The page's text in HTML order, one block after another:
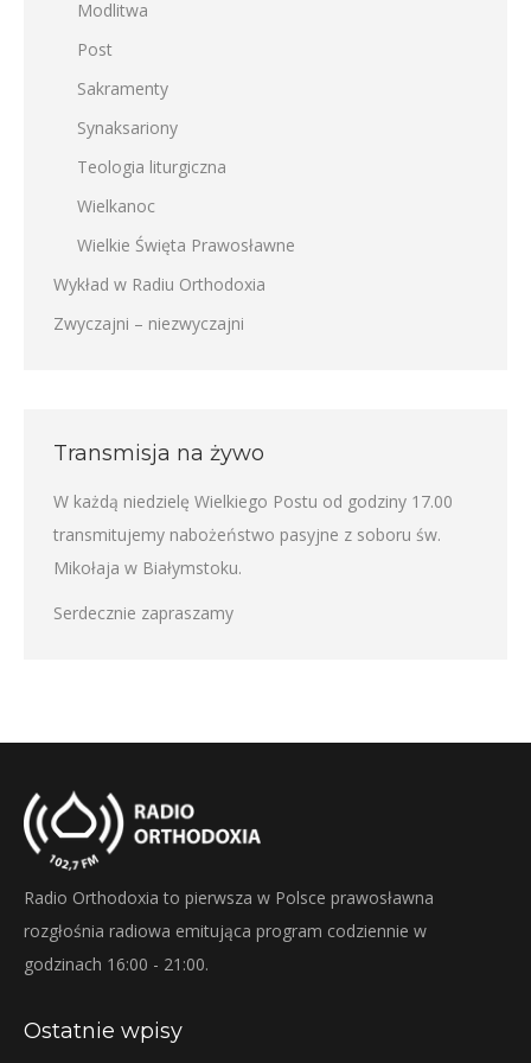
Modlitwa
Post
Sakramenty
Synaksariony
Teologia liturgiczna
Wielkanoc
Wielkie Święta Prawosławne
Wykład w Radiu Orthodoxia
Zwyczajni – niezwyczajni
Transmisja na żywo
W każdą niedzielę Wielkiego Postu od godziny 17.00
transmitujemy nabożeństwo pasyjne z soboru św.
Mikołaja w Białymstoku.
Serdecznie zapraszamy
Radio Orthodoxia to pierwsza w Polsce prawosławna
rozgłośnia radiowa emitująca program codziennie w
godzinach 16:00 - 21:00.
Ostatnie wpisy